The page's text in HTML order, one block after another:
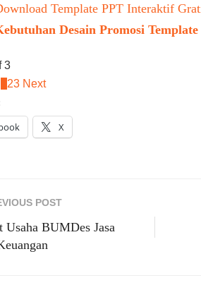
Template PPT Interaktif
Desain Promosi
3
23 Next
X
POST
BUMDes Jasa